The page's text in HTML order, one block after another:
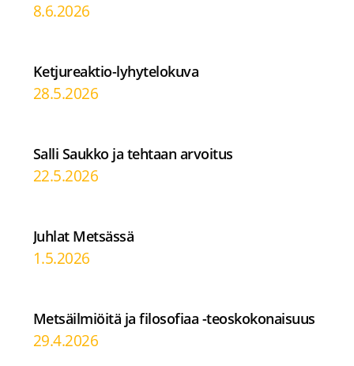
8.6.2026
Ketjureaktio-lyhytelokuva
28.5.2026
Salli Saukko ja tehtaan arvoitus
22.5.2026
Juhlat Metsässä
1.5.2026
Metsäilmiöitä ja filosofiaa -teoskokonaisuus
29.4.2026